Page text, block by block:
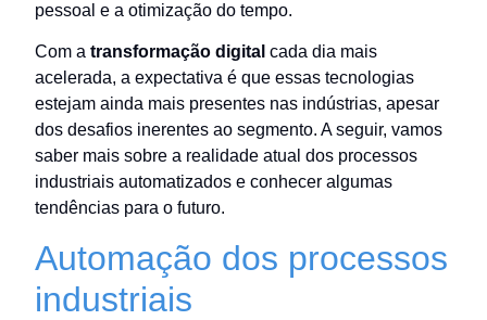
pessoal e a otimização do tempo.
Com a transformação digital cada dia mais
acelerada, a expectativa é que essas tecnologias
estejam ainda mais presentes nas indústrias, apesar
dos desafios inerentes ao segmento. A seguir, vamos
saber mais sobre a realidade atual dos processos
industriais automatizados e conhecer algumas
tendências para o futuro.
Automação dos processos
industriais